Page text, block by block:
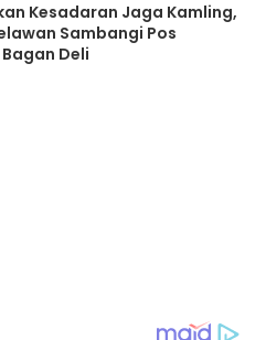
Kesadaran Jaga Kamling,
Sambangi Pos
Deli